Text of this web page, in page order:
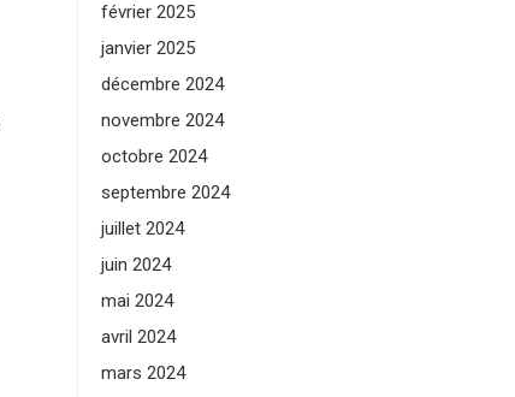
février 2025
janvier 2025
décembre 2024
novembre 2024
octobre 2024
septembre 2024
juillet 2024
juin 2024
mai 2024
avril 2024
mars 2024